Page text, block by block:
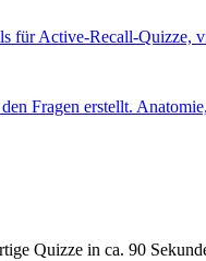
Active-Recall-Quizze,
Fragen erstellt.
Quizze in ca. 90